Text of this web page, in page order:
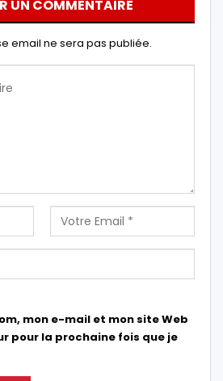
UN COMMENTAIRE
email ne sera pas publiée.
mon e-mail et mon site Web
pour la prochaine fois que je